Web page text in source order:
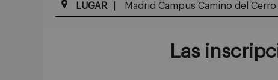
LUGAR Madrid Campus Camino del
Las